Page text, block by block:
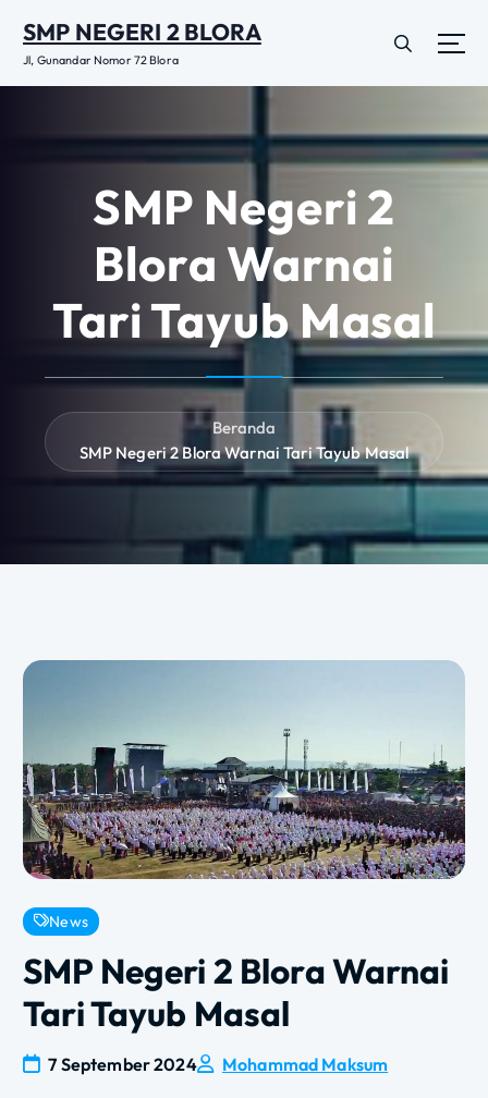
a
SMP NEGERI 2 BLORA
Jl, Gunandar Nomor 72 Blora
SMP Negeri 2
Blora Warnai
Tari Tayub Masal
Beranda
SMP Negeri 2 Blora Warnai Tari Tayub Masal
News
SMP Negeri 2 Blora Warnai
Tari Tayub Masal
7 September 2024 Mohammad Maksum